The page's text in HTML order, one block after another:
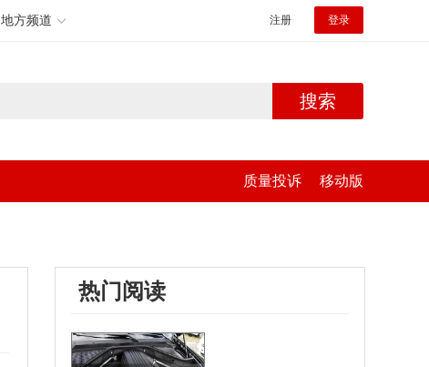
地方频道 注册 登录
搜索
质量投诉 移动版
热门阅读